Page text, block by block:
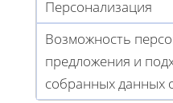
Персонализация
Возможность
предложения и
собранных данных